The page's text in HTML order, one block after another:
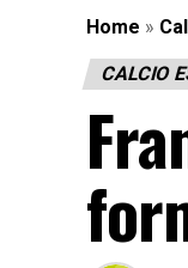
Home »
CALCIO